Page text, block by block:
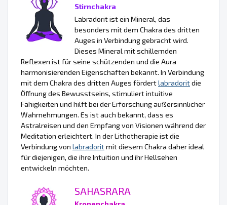
Stirnchakra
Labradorit ist ein Mineral, das
besonders mit dem Chakra des dritten
Auges in Verbindung gebracht wird.
Dieses Mineral mit schillernden
Reflexen ist für seine schützenden und die Aura
harmonisierenden Eigenschaften bekannt. In Verbindung
mit dem Chakra des dritten Auges fördertlabradoritdie
Öffnung des Bewusstseins, stimuliert intuitive
Fähigkeiten und hilft bei der Erforschung außersinnlicher
Wahrnehmungen. Es ist auch bekannt, dass es
Astralreisen und den Empfang von Visionen während der
Meditation erleichtert. In der Lithotherapie ist die
Verbindung von labradoritmit diesem Chakra daher ideal
für diejenigen, die ihre Intuition und ihr Hellsehen
entwickeln möchten.
SAHASRARA